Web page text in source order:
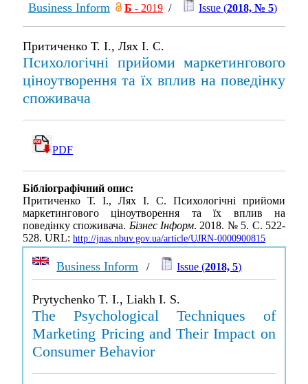
Business Inform Б - 2019 / Issue (2018, № 5)
Притиченко Т. І., Лях І. С.
Психологічні прийоми маркетингового
ціноутворення та їх вплив на поведінку
споживача
PDF
Бібліографічний опис:
Притиченко Т. І., Лях І. С. Психологічні прийоми
маркетингового ціноутворення та їх вплив на
поведінку споживача. Бізнес Інформ. 2018. № 5. С. 522-
528. URL: http://jnas.nbuv.gov.ua/article/UJRN-0000900815
Business Inform / Issue (2018, 5)
Prytychenko T. I., Liakh I. S.
The Psychological Techniques of
Marketing Pricing and Their Impact on
Consumer Behavior